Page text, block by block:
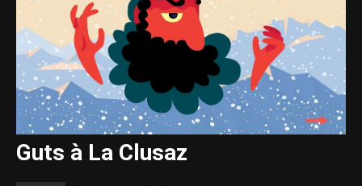
Guts à La Clusaz